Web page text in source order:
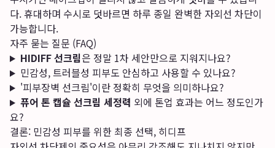
다. 휴대하며 수시로 덧바르면 하루 종일 완벽한 자외선 차단이
가능합니다.
자주 묻는 질문 (FAQ)
HIDIFF 선크림은 정말 1차 세안만으로 지워지나요?
민감성, 트러블성 피부도 안심하고 사용할 수 있나요?
'피부장벽 선크림'이란 정확히 무엇을 의미하나요?
퓨어 톤 캡슐 선크림 세정력 외에 톤업 효과는 어느 정도인가
요?
결론: 민감성 피부를 위한 최종 선택, 히디프